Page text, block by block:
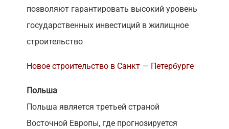
позволяют гарантировать высокий уровень
государственных инвестиций в жилищное
строительство
Новое строительство в Санкт — Петербурге
Польша
Польша является третьей страной
Восточной Европы, где прогнозируется